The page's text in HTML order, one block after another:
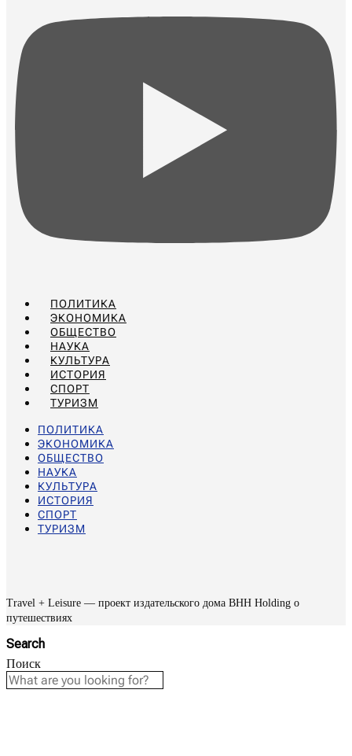
ПОЛИТИКА
ЭКОНОМИКА
ОБЩЕСТВО
НАУКА
КУЛЬТУРА
ИСТОРИЯ
СПОРТ
ТУРИЗМ
ПОЛИТИКА
ЭКОНОМИКА
ОБЩЕСТВО
НАУКА
КУЛЬТУРА
ИСТОРИЯ
СПОРТ
ТУРИЗМ
Travel + Leisure — проект издательского дома BHH Holding о
путешествиях
Search
Поиск